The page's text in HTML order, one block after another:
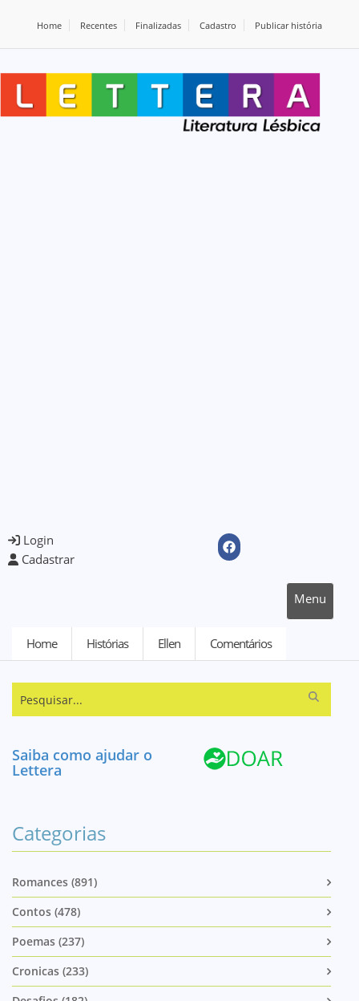
Home Recentes Finalizadas Cadastro Publicar história
Login
Cadastrar
Menu
Home Histórias Ellen Comentários
Saiba como ajudar o
Lettera
Categorias
Romances (891)
Contos (478)
Poemas (237)
Cronicas (233)